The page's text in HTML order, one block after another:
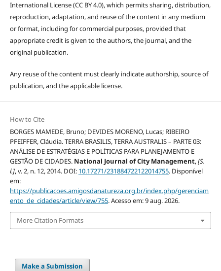
International License (CC BY 4.0), which permits sharing, distribution,
reproduction, adaptation, and reuse of the content in any medium
or format, including for commercial purposes, provided that
appropriate credit is given to the authors, the journal, and the
original publication.
Any reuse of the content must clearly indicate authorship, source of
publication, and the applicable license.
How to Cite
BORGES MAMEDE, Bruno; DEVIDES MORENO, Lucas; RIBEIRO
PFEIFFER, Cláudia. TERRA BRASILIS, TERRA AUSTRALIS – PARTE 03:
ANÁLISE DE ESTRATÉGIAS E POLÍTICAS PARA PLANEJAMENTO E
GESTÃO DE CIDADES. National Journal of City Management,[S.
l.], v. 2, n. 12, 2014. DOI: 10.17271/231884722122014755. Disponível
em:
https://publicacoes.amigosdanatureza.org.br/index.php/gerenciam
ento_de_cidades/article/view/755. Acesso em: 9 aug. 2026.
More Citation Formats
Make a Submission